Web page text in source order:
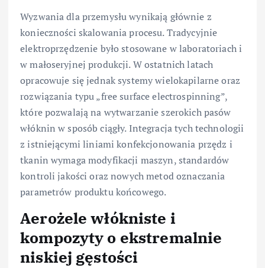
Wyzwania dla przemysłu wynikają głównie z
konieczności skalowania procesu. Tradycyjnie
elektroprzędzenie było stosowane w laboratoriach i
w małoseryjnej produkcji. W ostatnich latach
opracowuje się jednak systemy wielokapilarne oraz
rozwiązania typu „free surface electrospinning”,
które pozwalają na wytwarzanie szerokich pasów
włóknin w sposób ciągły. Integracja tych technologii
z istniejącymi liniami konfekcjonowania przędz i
tkanin wymaga modyfikacji maszyn, standardów
kontroli jakości oraz nowych metod oznaczania
parametrów produktu końcowego.
Aerożele włókniste i
kompozyty o ekstremalnie
niskiej gęstości